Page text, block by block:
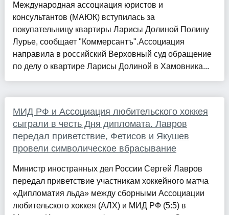
Международная ассоциация юристов и
консультантов (МАЮК) вступилась за
покупательницу квартиры Ларисы Долиной Полину
Лурье, сообщает "Коммерсантъ".Ассоциация
направила в российский Верховный суд обращение
по делу о квартире Ларисы Долиной в Хамовника...
МИД РФ и Ассоциация любительского хоккея
сыграли в честь Дня дипломата. Лавров
передал приветствие, Фетисов и Якушев
провели символическое вбрасывание
Министр иностранных дел России Сергей Лавров
передал приветствие участникам хоккейного матча
«Дипломатия льда» между сборными Ассоциации
любительского хоккея (АЛХ) и МИД РФ (5:5) в